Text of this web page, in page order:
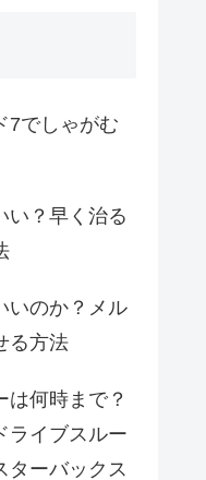
7でしゃがむ
い？早く治る
いのか？メル
る方法
は何時まで？
ライブスルー
ターバックス